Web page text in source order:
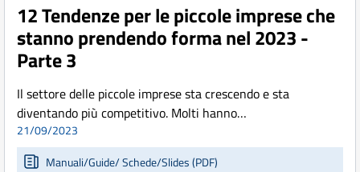
12 Tendenze per le piccole imprese che
stanno prendendo forma nel 2023 -
Parte 3
Il settore delle piccole imprese sta crescendo e sta
diventando più competitivo. Molti hanno…
21/09/2023
Manuali/Guide/ Schede/Slides (PDF)